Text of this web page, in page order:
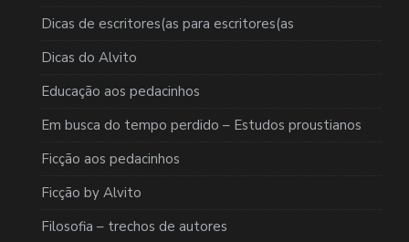
Dicas de escritores(as para escritores(as
Dicas do Alvito
Educação aos pedacinhos
Em busca do tempo perdido – Estudos proustianos
Ficção aos pedacinhos
Ficção by Alvito
Filosofia – trechos de autores